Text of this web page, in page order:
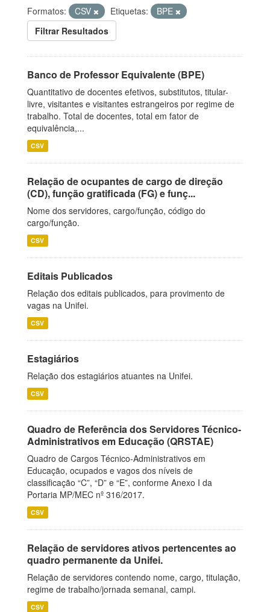
Formatos: CSV Etiquetas:
BPE
Filtrar Resultados
Banco de Professor Equivalente (BPE)
Quantitativo de docentes efetivos, substitutos, titular-
livre, visitantes e visitantes estrangeiros por regime de
trabalho. Total de docentes, total em fator de
equivalência,...
CSV
Relação de ocupantes de cargo de direção
(CD), função gratificada (FG) e funç...
Nome dos servidores, cargo/função, código do
cargo/função.
CSV
Editais Publicados
Relação dos editais publicados, para provimento de
vagas na Unifei.
CSV
Estagiários
Relação dos estagiários atuantes na Unifei.
CSV
Quadro de Referência dos Servidores Técnico-
Administrativos em Educação (QRSTAE)
Quadro de Cargos Técnico-Administrativos em
Educação, ocupados e vagos dos níveis de
classificação “C”, “D” e “E”, conforme Anexo I da
Portaria MP/MEC nº 316/2017.
CSV
Relação de servidores ativos pertencentes ao
quadro permanente da Unifei.
Relação de servidores contendo nome, cargo, titulação,
regime de trabalho/jornada semanal, campi.
CSV